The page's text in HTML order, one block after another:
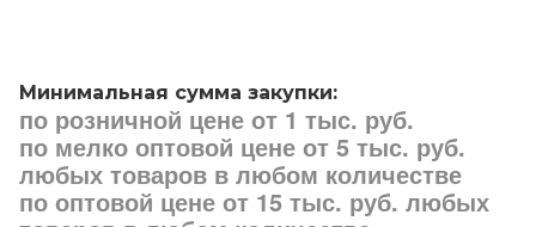
Минимальная сумма закупки:
по розничной цене от 1 тыс. руб.
по мелко оптовой цене от 5 тыс. руб.
любых товаров в любом количестве
по оптовой цене от 15 тыс. руб. любых